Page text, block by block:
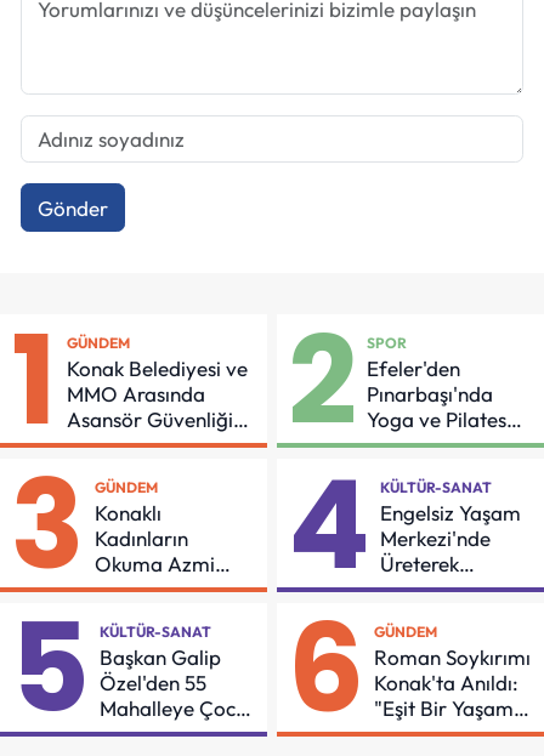
Gönder
1 GÜNDEM
Konak Belediyesi ve
MMO Arasında
Asansör Güvenliği
İçin Önemli Protokol
2 SPOR
Efeler'den
Pınarbaşı'nda
Yoga ve Pilates
Buluşması
3 GÜNDEM
Konaklı
Kadınların
Okuma Azmi
Örnek Oldu
4 KÜLTÜR-SANAT
Engelsiz Yaşam
Merkezi'nde
Üreterek
Güçleniyorlar
5 KÜLTÜR-SANAT
Başkan Galip
Özel'den 55
Mahalleye Çocuk
Şenliği
6 GÜNDEM
Roman Soykırımı
Konak'ta Anıldı:
"Eşit Bir Yaşam
İçin Mücadeleyi